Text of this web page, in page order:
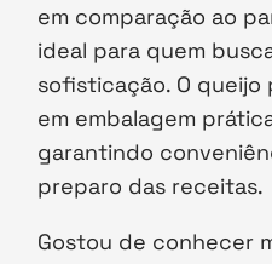
em comparação ao
ideal para quem
sofisticação. O queijo
em embalagem
garantindo
preparo das receitas.
Gostou de conhecer